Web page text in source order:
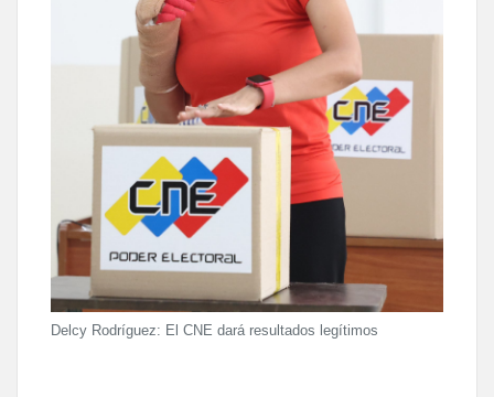
Delcy Rodríguez: El CNE dará resultados legítimos